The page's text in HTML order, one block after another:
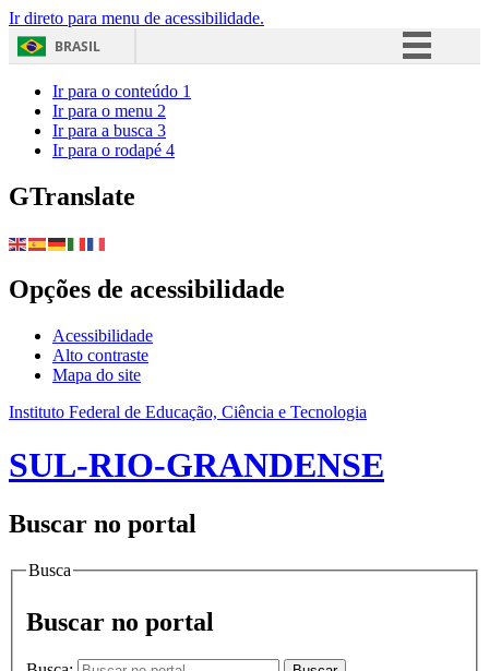
Ir direto para menu de acessibilidade.
BRASIL
Ir para o conteúdo 1
Ir para o menu 2
Ir para a busca 3
Ir para o rodapé 4
GTranslate
Opções de acessibilidade
Acessibilidade
Alto contraste
Mapa do site
Instituto Federal de Educação, Ciência e Tecnologia
SUL-RIO-GRANDENSE
Buscar no portal
Busca
Buscar no portal